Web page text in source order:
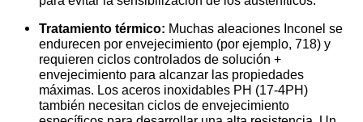
Tratamiento térmico: Muchas aleaciones Inconel se
endurecen por envejecimiento (por ejemplo, 718) y
requieren ciclos controlados de solución +
envejecimiento para alcanzar las propiedades
máximas. Los aceros inoxidables PH (17-4PH)
también necesitan ciclos de envejecimiento